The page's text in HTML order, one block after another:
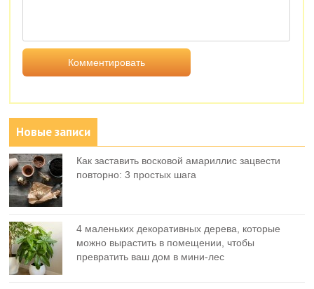
Новые записи
Как заставить восковой амариллис зацвести
повторно: 3 простых шага
4 маленьких декоративных дерева, которые
можно вырастить в помещении, чтобы
превратить ваш дом в мини-лес